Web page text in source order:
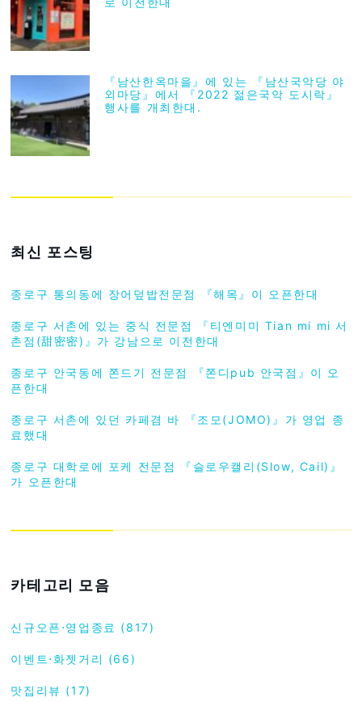
『남산한옥마을』에 있는 『남산국악당 야
외마당』에서 『2022 젊은국악 도시락』
행사를 개최한대.
최신 포스팅
종로구 통의동에 장어덮밥전문점 『해목』이 오픈한대
종로구 서촌에 있는 중식 전문점 『티엔미미 Tian mi mi 서
촌점(甜密密)』가 강남으로 이전한대
종로구 안국동에 쫀드기 전문점 『쫀디pub 안국점』이 오
픈한대
종로구 서촌에 있던 카페겸 바 『조모(JOMO)』가 영업 종
료했대
종로구 대학로에 포케 전문점 『슬로우캘리(Slow, Cail)』
가 오픈한대
카테고리 모음
신규오픈⋅영업종료 (817)
이벤트⋅화젯거리 (66)
맛집리뷰 (17)